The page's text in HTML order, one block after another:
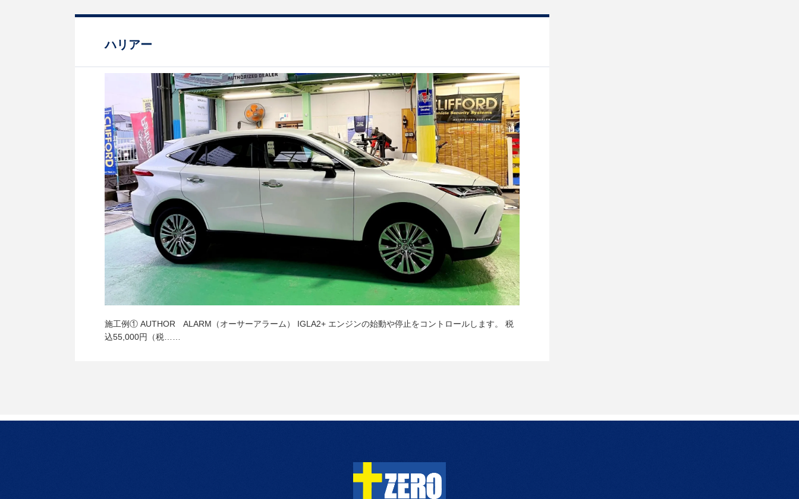
ハリアー
施工例① AUTHOR ALARM（オーサーアラーム） IGLA2+ エンジンの始動や停止をコントロールします。 税
込55,000円（税……